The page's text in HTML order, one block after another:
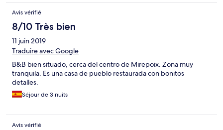
never saw another soul..it felt like our own (very fancy) house. So
close to the old square and restaurants. Totally recommend it.
Avis vérifié
8/10 Très bien
11 juin 2019
Traduire avec Google
B&B bien situado, cerca del centro de Mirepoix. Zona muy
tranquila. Es una casa de pueblo restaurada con bonitos
detalles.
Séjour de 3 nuits
Avis vérifié